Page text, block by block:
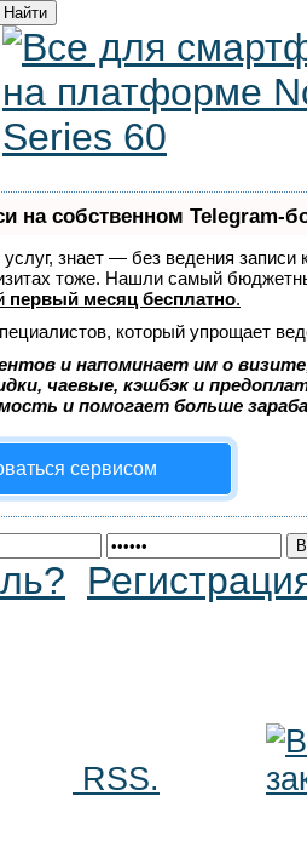
на собственном Telegram-
знает — без ведения
тоже. Нашли самый
первый месяц бесплатно.
который упрощает
и напоминает им о
чаевые, кэшбэк и
и помогает больше
сервисом
RSS.